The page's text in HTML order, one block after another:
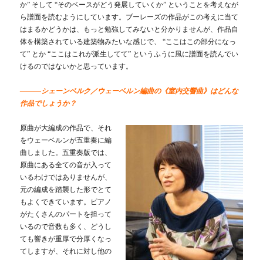
か” そして “そのベースがどう発展していくか” ということを考えなが
ら譜面を読むようにしています。ブーレーズの作品がこの考えに当て
はまるかどうかは、もっと勉強してみないと分かりませんが、作品自
体を構築されている建築物みたいな感じで、 “ここはこの部分になっ
て” とか “ここはこれが派生してて” というふうに風に譜面を読んでい
けるのではないかと思っています。
―――シェーンベルク／ウェーベルン編曲の《室内交響曲》はどんな
作品でしょうか？
原曲が大編成の作品で、それ
をウェーベルンが五重奏に編
曲しました。五重奏版では、
原曲にある全ての音が入って
いるわけではありませんが、
元の編成を踏襲した形でとて
もよくできています。ピアノ
がたくさんのパートを担って
いるので音数も多く、どうし
ても響きが重厚で分厚くなっ
てしますが、それに対し他の